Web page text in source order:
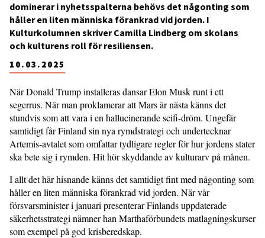
10.03.2025
dominerar i nyhetsspalterna behövs det någonting som
håller en liten människa förankrad vid jorden. I
Kulturkolumnen skriver Camilla Lindberg om skolans
och kulturens roll för resiliensen.
När Donald Trump installeras dansar Elon Musk runt i ett
segerrus. När man proklamerar att Mars är nästa känns det
stundvis som att vara i en hallucinerande scifi-dröm. Ungefär
samtidigt får Finland sin nya rymdstrategi och undertecknar
Artemis-avtalet som omfattar tydligare regler för hur jordens stater
ska bete sig i rymden. Hit hör skyddande av kulturarv på månen.
I allt det här hisnande känns det samtidigt fint med någonting som
håller en liten människa förankrad vid jorden. När vår
försvarsminister i januari presenterar Finlands uppdaterade
säkerhetsstrategi nämner han Marthaförbundets matlagningskurser
som exempel på god krisberedskap.